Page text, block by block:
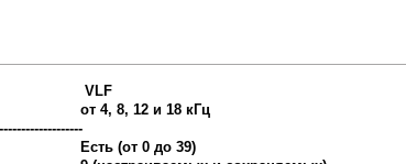
VLF
от 4, 8, 12 и 18 кГц
Есть (от 0 до 39)